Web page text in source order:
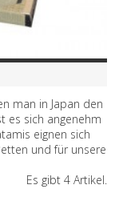
man in Japan den
es sich angenehm
eignen sich
und für unsere
Es gibt 4 Artikel.